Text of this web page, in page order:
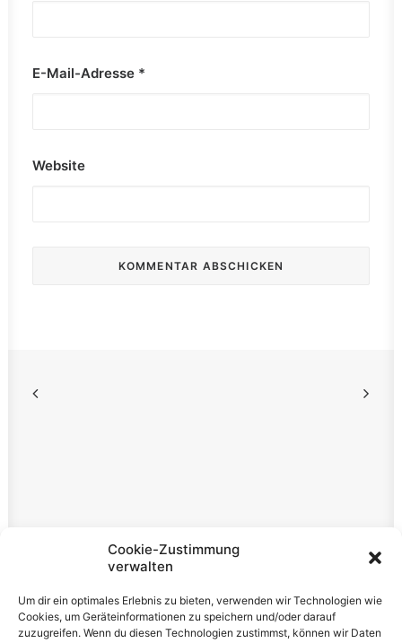
Cookie-Zustimmung
verwalten
Um dir ein optimales Erlebnis zu bieten, verwenden wir Technologien wie
Cookies, um Geräteinformationen zu speichern und/oder darauf
zuzugreifen. Wenn du diesen Technologien zustimmst, können wir Daten
E-Mail-Adresse *
Website
Rechtliches
Datenschutzerklärung
Cookie-Richtlinie (EU)